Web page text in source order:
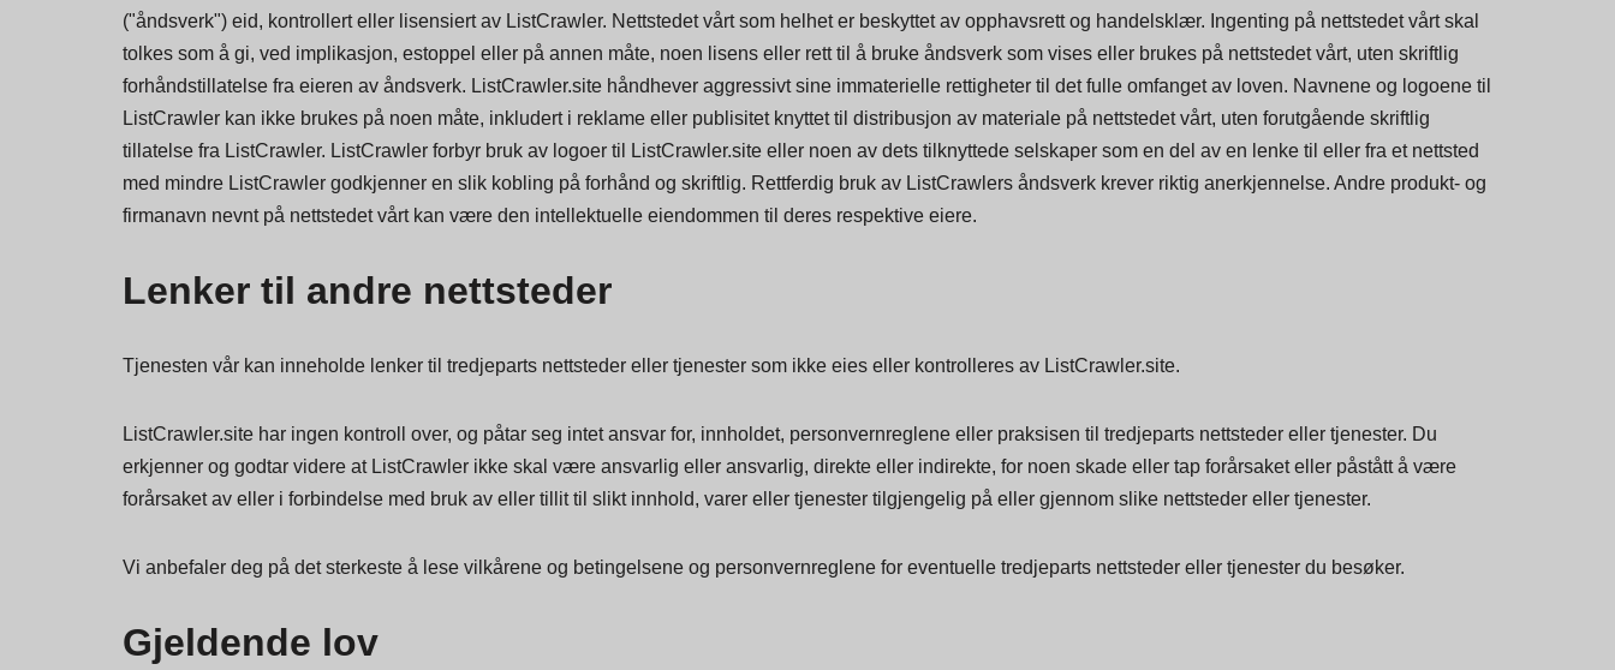
("åndsverk") eid, kontrollert eller lisensiert av ListCrawler. Nettstedet vårt som helhet er beskyttet av opphavsrett og handelsklær. Ingenting på nettstedet vårt skal
tolkes som å gi, ved implikasjon, estoppel eller på annen måte, noen lisens eller rett til å bruke åndsverk som vises eller brukes på nettstedet vårt, uten skriftlig
forhåndstillatelse fra eieren av åndsverk. ListCrawler.site håndhever aggressivt sine immaterielle rettigheter til det fulle omfanget av loven. Navnene og logoene til
ListCrawler kan ikke brukes på noen måte, inkludert i reklame eller publisitet knyttet til distribusjon av materiale på nettstedet vårt, uten forutgående skriftlig
tillatelse fra ListCrawler. ListCrawler forbyr bruk av logoer til ListCrawler.site eller noen av dets tilknyttede selskaper som en del av en lenke til eller fra et nettsted
med mindre ListCrawler godkjenner en slik kobling på forhånd og skriftlig. Rettferdig bruk av ListCrawlers åndsverk krever riktig anerkjennelse. Andre produkt- og
firmanavn nevnt på nettstedet vårt kan være den intellektuelle eiendommen til deres respektive eiere.
Lenker til andre nettsteder
Tjenesten vår kan inneholde lenker til tredjeparts nettsteder eller tjenester som ikke eies eller kontrolleres av ListCrawler.site.
ListCrawler.site har ingen kontroll over, og påtar seg intet ansvar for, innholdet, personvernreglene eller praksisen til tredjeparts nettsteder eller tjenester. Du
erkjenner og godtar videre at ListCrawler ikke skal være ansvarlig eller ansvarlig, direkte eller indirekte, for noen skade eller tap forårsaket eller påstått å være
forårsaket av eller i forbindelse med bruk av eller tillit til slikt innhold, varer eller tjenester tilgjengelig på eller gjennom slike nettsteder eller tjenester.
Vi anbefaler deg på det sterkeste å lese vilkårene og betingelsene og personvernreglene for eventuelle tredjeparts nettsteder eller tjenester du besøker.
Gjeldende lov